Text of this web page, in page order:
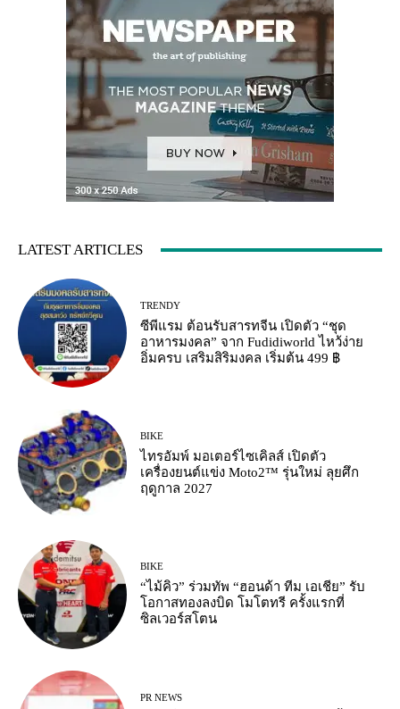
LATEST ARTICLES
TRENDY
ซีพีแรม ต้อนรับสารทจีน เปิดตัว “ชุด
อาหารมงคล” จาก Fudidiworld ไหว้ง่าย
อิ่มครบ เสริมสิริมงคล เริ่มต้น 499 ฿
BIKE
ไทรอัมพ์ มอเตอร์ไซเคิลส์ เปิดตัว
เครื่องยนต์แข่ง Moto2™ รุ่นใหม่ ลุยศึก
ฤดูกาล 2027
BIKE
“ไม้คิว” ร่วมทัพ “ฮอนด้า ทีม เอเชีย” รับ
โอกาสทองลงบิด โมโตทรี ครั้งแรกที่
ซิลเวอร์สโตน
PR NEWS